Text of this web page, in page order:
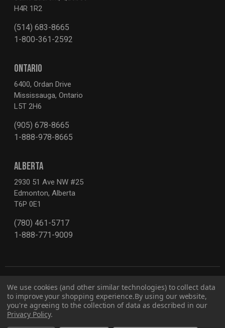
H4R 1R2
(514) 683-8665
1-800-361-2592
ONTARIO
6400, Ordan Drive
Mississauga, Ontario
L5T 2H6
(905) 678-8665
1-888-978-8665
ALBERTA
2930 51 Ave NW #25
Edmonton, Alberta
T6P 0E1
(780) 461-5717
1-888-771-9009
Politique de confidentialité
We use cookies (and other similar technologies) to collect data
to improve your shopping experience.By using our website,
you're agreeing to the collection of data as described in our
Privacy Policy.